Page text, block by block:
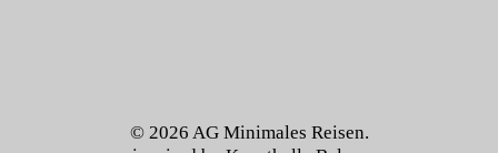
© 2026 AG Minimales Reisen.